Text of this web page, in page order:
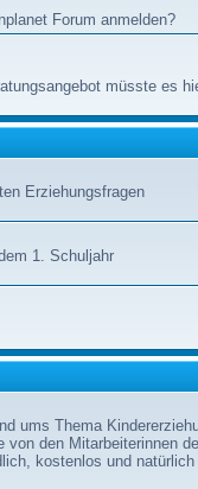
Forum anmelden?
müsste es
Erziehungsfragen
1. Schuljahr
ums Thema
von den Mitarbeiterinnen
kostenlos und